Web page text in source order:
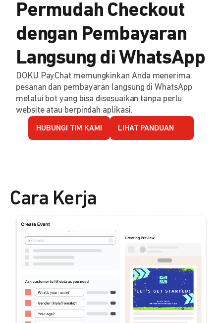
Permudah Checkout
dengan Pembayaran
Langsung di WhatsApp
DOKU PayChat memungkinkan Anda menerima
pesanan dan pembayaran langsung di WhatsApp
melalui bot yang bisa disesuaikan tanpa perlu
website atau berpindah aplikasi.
HUBUNGI TIM KAMI LIHAT PANDUAN
Cara Kerja